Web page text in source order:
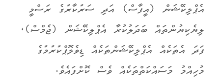
އެޕްލިކޭޝަން (އީފާސް) އަދި ސަރުކާރުގެ ރަސްމީ
ލިޔެކިޔުންތައް ބަދަލުކުރާ އެޕްލިކޭޝަން (ޖެމްސް)،
ފަދަ އެތަކެއް އެޕްލިކޭޝަންތަކެއް ޑިވެލޮޕްކުރުމުގެ
މުހިއްމު މަސައްކަތްތަކެއް ވެސް ކޮށްފައެވެ.